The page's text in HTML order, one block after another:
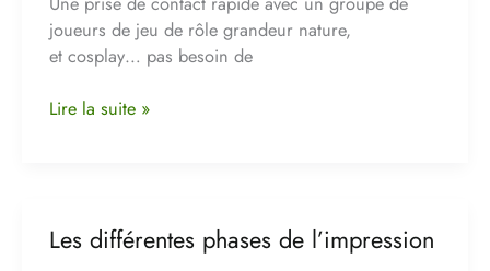
joueurs de jeu de rôle grandeur nature,
et cosplay… pas besoin de
jeu
de
grandeur
Lire la suite »
Les différentes phases de l’impression
Les